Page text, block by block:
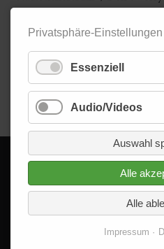
ausschließlich für
Theaterladen LU/ Watzba / ab 4
Zedtwitzpark LU
/
09.15 und 10.45
Zurück
© 2026 - Delta im
Alle Rechte
Privatsphäre-Einstellungen
Essenziell
Audio/Videos
Auswahl
Alle
Alle
Impressum